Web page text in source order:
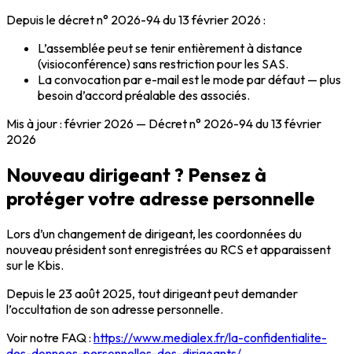
Depuis le décret n° 2026-94 du 13 février 2026 :
L’assemblée peut se tenir entièrement à distance
(visioconférence) sans restriction pour les SAS.
La convocation par e-mail est le mode par défaut — plus
besoin d’accord préalable des associés.
Mis à jour : février 2026 — Décret n° 2026-94 du 13 février
2026
Nouveau dirigeant ? Pensez à
protéger votre adresse personnelle
Lors d’un changement de dirigeant, les coordonnées du
nouveau président sont enregistrées au RCS et apparaissent
sur le Kbis.
Depuis le 23 août 2025, tout dirigeant peut demander
l’occultation de son adresse personnelle.
Voir notre FAQ : https://www.medialex.fr/la-confidentialite-